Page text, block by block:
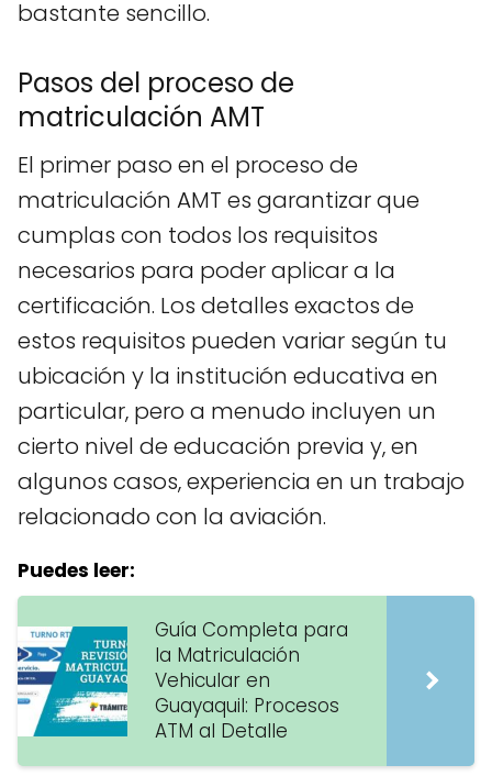
bastante sencillo.
Pasos del proceso de
matriculación AMT
El primer paso en el proceso de
matriculación AMT es garantizar que
cumplas con todos los requisitos
necesarios para poder aplicar a la
certificación. Los detalles exactos de
estos requisitos pueden variar según tu
ubicación y la institución educativa en
particular, pero a menudo incluyen un
cierto nivel de educación previa y, en
algunos casos, experiencia en un trabajo
relacionado con la aviación.
Puedes leer:
Guía Completa para
la Matriculación
Vehicular en
Guayaquil: Procesos
ATM al Detalle